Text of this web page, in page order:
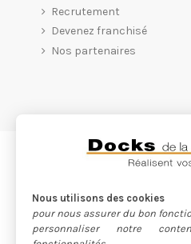
Recrutement
Devenez franchisé
Nos partenaires
Nous utilisons des cookies
pour nous assurer du bon
personnaliser notre